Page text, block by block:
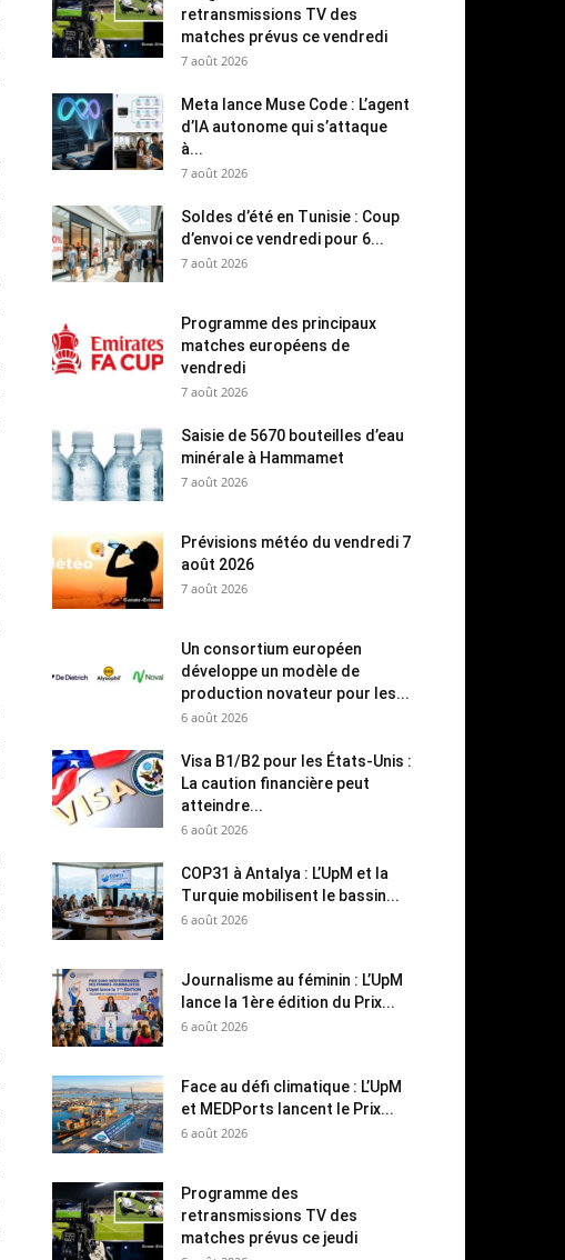
retransmissions TV des
matches prévus ce vendredi
7 août 2026
Meta lance Muse Code : L’agent
d’IA autonome qui s’attaque
à...
7 août 2026
Soldes d’été en Tunisie : Coup
d’envoi ce vendredi pour 6...
7 août 2026
Programme des principaux
matches européens de
vendredi
7 août 2026
Saisie de 5670 bouteilles d’eau
minérale à Hammamet
7 août 2026
Prévisions météo du vendredi 7
août 2026
7 août 2026
Un consortium européen
développe un modèle de
production novateur pour les...
6 août 2026
Visa B1/B2 pour les États-Unis :
La caution financière peut
atteindre...
6 août 2026
COP31 à Antalya : L’UpM et la
Turquie mobilisent le bassin...
6 août 2026
Journalisme au féminin : L’UpM
lance la 1ère édition du Prix...
6 août 2026
Face au défi climatique : L’UpM
et MEDPorts lancent le Prix...
6 août 2026
Programme des
retransmissions TV des
matches prévus ce jeudi